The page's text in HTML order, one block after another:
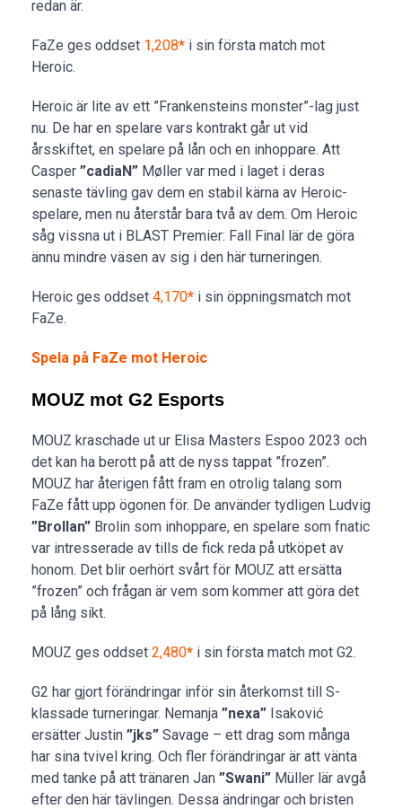
redan är.
FaZe ges oddset 1,208* i sin första match mot
Heroic.
Heroic är lite av ett ”Frankensteins monster”-lag just
nu. De har en spelare vars kontrakt går ut vid
årsskiftet, en spelare på lån och en inhoppare. Att
Casper ”cadiaN” Møller var med i laget i deras
senaste tävling gav dem en stabil kärna av Heroic-
spelare, men nu återstår bara två av dem. Om Heroic
såg vissna ut i BLAST Premier: Fall Final lär de göra
ännu mindre väsen av sig i den här turneringen.
Heroic ges oddset 4,170* i sin öppningsmatch mot
FaZe.
Spela på FaZe mot Heroic
MOUZ mot G2 Esports
MOUZ kraschade ut ur Elisa Masters Espoo 2023 och
det kan ha berott på att de nyss tappat ”frozen”.
MOUZ har återigen fått fram en otrolig talang som
FaZe fått upp ögonen för. De använder tydligen Ludvig
”Brollan” Brolin som inhoppare, en spelare som fnatic
var intresserade av tills de fick reda på utköpet av
honom. Det blir oerhört svårt för MOUZ att ersätta
”frozen” och frågan är vem som kommer att göra det
på lång sikt.
MOUZ ges oddset 2,480* i sin första match mot G2.
G2 har gjort förändringar inför sin återkomst till S-
klassade turneringar. Nemanja ”nexa” Isaković
ersätter Justin ”jks” Savage – ett drag som många
har sina tvivel kring. Och fler förändringar är att vänta
med tanke på att tränaren Jan ”Swani” Müller lär avgå
efter den här tävlingen. Dessa ändringar och bristen